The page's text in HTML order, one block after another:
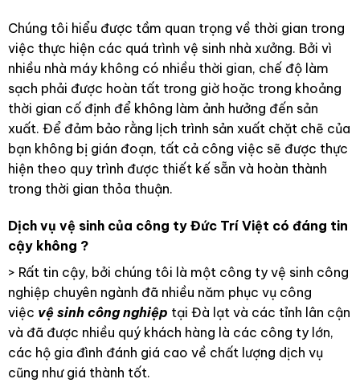
Chúng tôi hiểu được tầm quan trọng về thời gian trong
việc thực hiện các quá trình vệ sinh nhà xưởng. Bởi vì
nhiều nhà máy không có nhiều thời gian, chế độ làm
sạch phải được hoàn tất trong giờ hoặc trong khoảng
thời gian cố định để không làm ảnh hưởng đến sản
xuất. Để đảm bảo rằng lịch trình sản xuất chặt chẽ của
bạn không bị gián đoạn, tất cả công việc sẽ được thực
hiện theo quy trình được thiết kế sẵn và hoàn thành
trong thời gian thỏa thuận.
Dịch vụ vệ sinh của công ty Đức Trí Việt có đáng tin
cậy không ?
> Rất tin cậy, bởi chúng tôi là một công ty vệ sinh công
nghiệp chuyên ngành đã nhiều năm phục vụ công
việc vệ sinh công nghiệp tại Đà lạt và các tỉnh lân cận
và đã được nhiều quý khách hàng là các công ty lớn,
các hộ gia đình đánh giá cao về chất lượng dịch vụ
cũng như giá thành tốt.